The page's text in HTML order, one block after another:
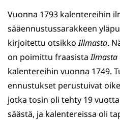
Vuonna 1793 kalentereihin
sääennustussarakkeen
kirjoitettu otsikkoIllmasta.
on poimittu fraasistaIlmasta
kalentereihin vuonna 1749.
ennustukset perustuivat
jotka tosin oli tehty 19
säästä, ja kalentereissa oli